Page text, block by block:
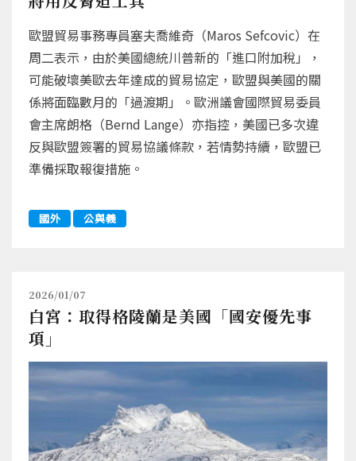
歐盟貿易事務專員塞夫喬維奇（Maros Sefcovic）在
周二表示，由於美國總統川普新的「進口附加稅」，
可能破壞美歐去年達成的貿易協定，歐盟與美國的關
係將面臨數月的「過渡期」。歐洲議會國際貿易委員
會主席朗格（Bernd Lange）亦指控，美國已多次違
反與歐盟簽署的貿易協議條款，若情勢持續，歐盟已
準備採取報復措施。
國外 公與義
2026/01/07
白宮：取得格陵蘭是美國「國安優先事
項」